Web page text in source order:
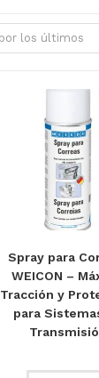
los últimos
Spray para
WEICON –
Tracción y
para